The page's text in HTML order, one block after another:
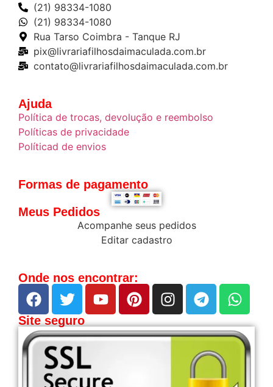
(21) 98334-1080
(21) 98334-1080
Rua Tarso Coimbra - Tanque RJ
pix@livrariafilhosdaimaculada.com.br
contato@livrariafilhosdaimaculada.com.br
Ajuda
Política de trocas, devolução e reembolso
Políticas de privacidade
Políticad de envios
Formas de pagamento
Meus Pedidos
Acompanhe seus pedidos
Editar cadastro
Onde nos encontrar:
Site seguro